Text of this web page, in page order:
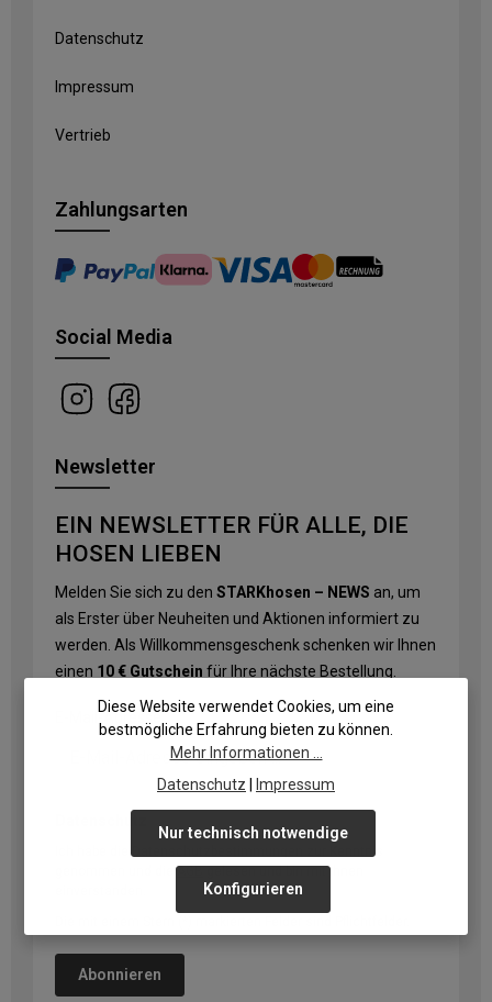
Datenschutz
Impressum
Vertrieb
Zahlungsarten
Social Media
Newsletter
EIN NEWSLETTER FÜR ALLE, DIE
HOSEN LIEBEN
Melden Sie sich zu den STARKhosen – NEWS an, um
als Erster über Neuheiten und Aktionen informiert zu
werden. Als Willkommensgeschenk schenken wir Ihnen
einen 10 € Gutschein für Ihre nächste Bestellung.
E-Mail-Adresse*
genommen und dieAGBgelesen und bin mit ihnen
Abonnieren
Diese Website verwendet Cookies, um eine
bestmögliche Erfahrung bieten zu können.
Mehr Informationen ...
Datenschutz
Impressum
Nur technisch notwendige
Konfigurieren